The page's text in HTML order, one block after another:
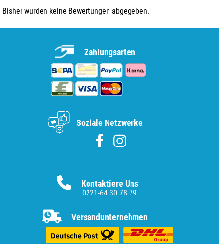
Bisher wurden keine Bewertungen abgegeben.
Kontaktiere Uns
0221-64 30 78 79
Versandunternehmen
Zahlungsarten
Soziale Netzwerke